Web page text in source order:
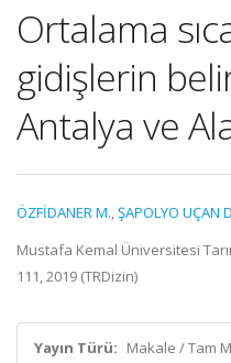
Ortalama
gidişlerin
Antalya ve
ÖZFİDANER M.,ŞAPOLYO UÇAN
Mustafa Kemal Üniversitesi
111, 2019 (TRDizin)
Yayın Türü: Makale / Tam